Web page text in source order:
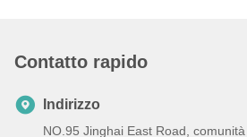
Contatto rapido
Indirizzo
NO.95 Jinghai East Road,